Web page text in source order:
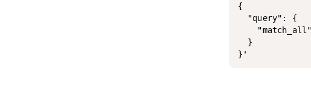
{
  "query": {
  }
}'